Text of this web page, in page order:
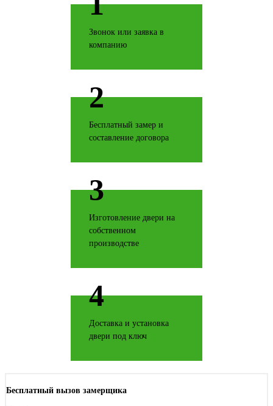
Дуб беленый
Дуб филадельфия
Дуб структурированный
Звонок или заявка в
компанию
2
Бесплатный замер и
составление договора
3
Изготовление двери на
собственном
производстве
4
Доставка и установка
двери под ключ
Бесплатный вызов замерщика